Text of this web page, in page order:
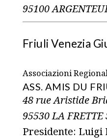
95100
Friuli Venezia
Associazioni
ASS. AMIS DU
48 rue Aristide
95530 LA FRETTE
Presidente: Luigi